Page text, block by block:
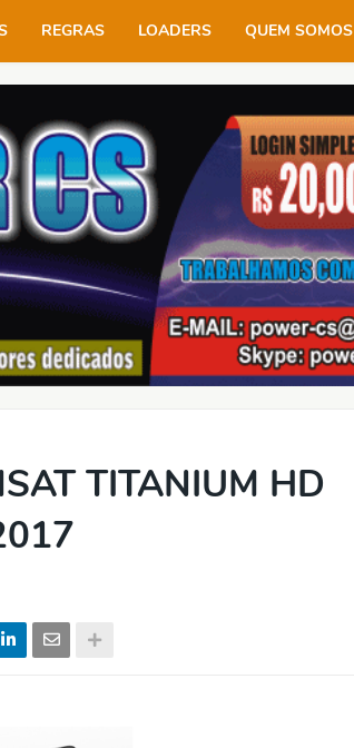
REGRAS LOADERS QUEM SOMOS
TITANIUM HD